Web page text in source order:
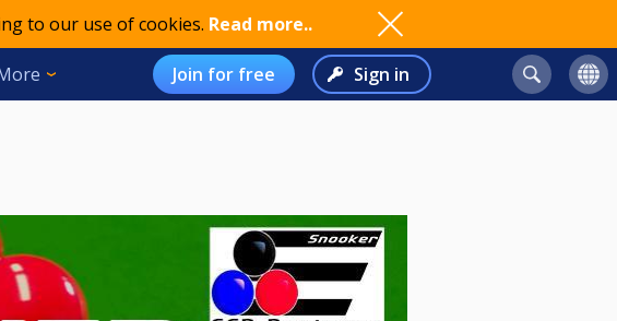
to our use of cookies. Read more..
Join for free Sign in